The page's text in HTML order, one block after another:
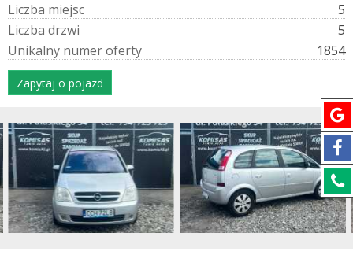
Liczba miejsc
5
Liczba drzwi
5
Unikalny numeroferty 1854
Zapytaj o pojazd